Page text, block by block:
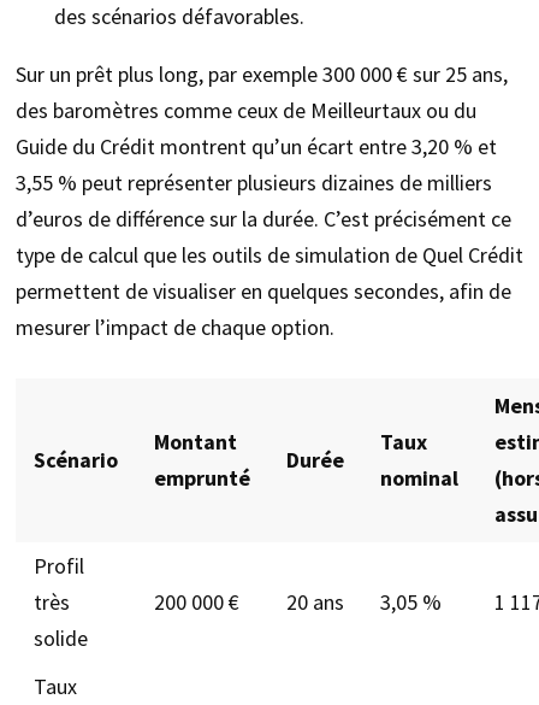
des scénarios défavorables.
Sur un prêt plus long, par exemple 300 000 € sur 25 ans,
des baromètres comme ceux de Meilleurtaux ou du
Guide du Crédit montrent qu’un écart entre 3,20 % et
3,55 % peut représenter plusieurs dizaines de milliers
d’euros de différence sur la durée. C’est précisément ce
type de calcul que les outils de simulation de Quel Crédit
permettent de visualiser en quelques secondes, afin de
mesurer l’impact de chaque option.
Scénario
Montant
emprunté
Durée
Taux
nominal
Profil
très
solide
200 000 € 20 ans 3,05 % 1
Taux